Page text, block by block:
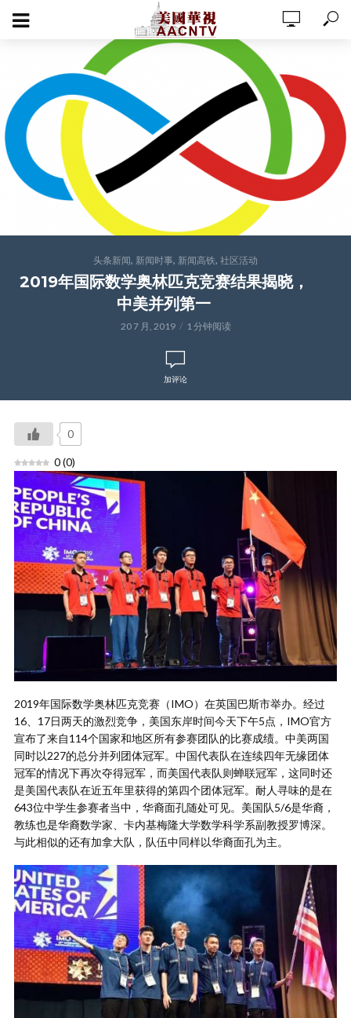
头条新闻, 新闻时事, 新闻高铁, 社区活动
2019年国际数学奥林匹克竞赛结果揭晓，
中美并列第一
20 7 月, 2019 1 分钟阅读
加评论
0
0(0)
2019年国际数学奥林匹克竞赛（IMO）在英国巴斯市举办。经过
16、17日两天的激烈竞争，美国东岸时间今天下午5点，IMO官方
宣布了来自114个国家和地区所有参赛团队的比赛成绩。中美两国
同时以227的总分并列团体冠军。中国代表队在连续四年无缘团体
冠军的情况下再次夺得冠军，而美国代表队则蝉联冠军，这同时还
是美国代表队在近五年里获得的第四个团体冠军。耐人寻味的是在
643位中学生参赛者当中，华裔面孔随处可见。美国队5/6是华裔，
教练也是华裔数学家、卡内基梅隆大学数学科学系副教授罗博深。
与此相似的还有加拿大队，队伍中同样以华裔面孔为主。